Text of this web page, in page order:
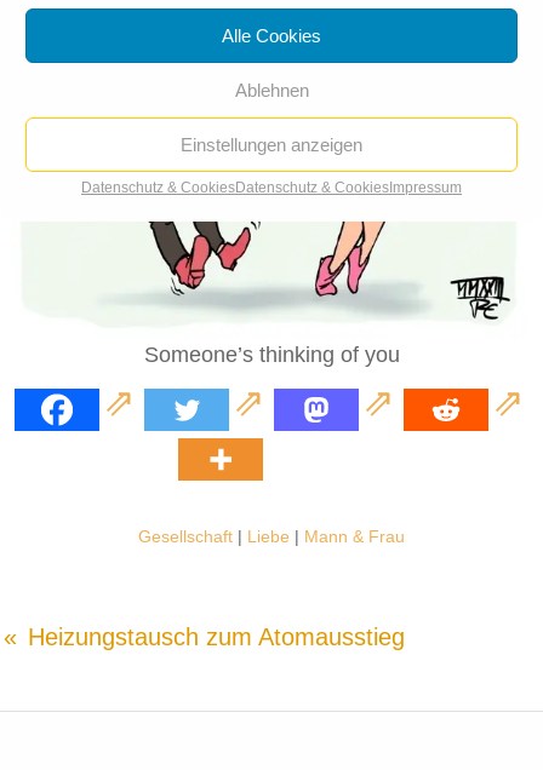
Alle Cookies
Ablehnen
Einstellungen anzeigen
Datenschutz & CookiesDatenschutz & Cookies Impressum
Someone’s thinking of you
Gesellschaft| Liebe | Mann & Frau
Heizungstausch zum Atomausstieg